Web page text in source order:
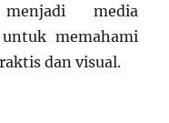
media
memahami
dan visual.